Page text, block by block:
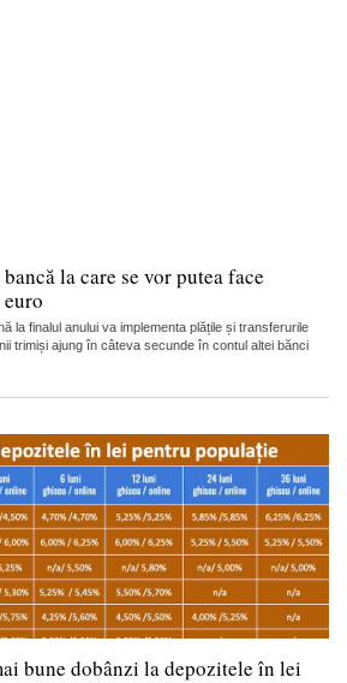
la care se vor putea face
la finalul anului va implementa plățile și transferurile
trimiși ajung în câteva secunde în contul altei bănci
bune dobânzi la depozitele în lei